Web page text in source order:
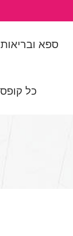
ספא ובריאות
כל